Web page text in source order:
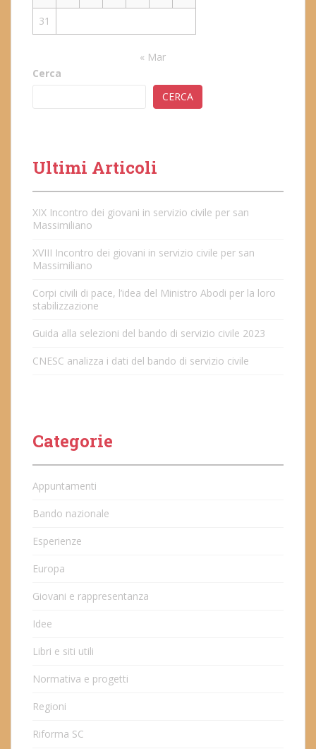
31
« Mar
Cerca
CERCA
Ultimi Articoli
XIX Incontro dei giovani in servizio civile per san
Massimiliano
XVIII Incontro dei giovani in servizio civile per san
Massimiliano
Corpi civili di pace, l’idea del Ministro Abodi per la loro
stabilizzazione
Guida alla selezioni del bando di servizio civile 2023
CNESC analizza i dati del bando di servizio civile
Categorie
Appuntamenti
Bando nazionale
Esperienze
Europa
Giovani e rappresentanza
Idee
Libri e siti utili
Normativa e progetti
Regioni
Riforma SC